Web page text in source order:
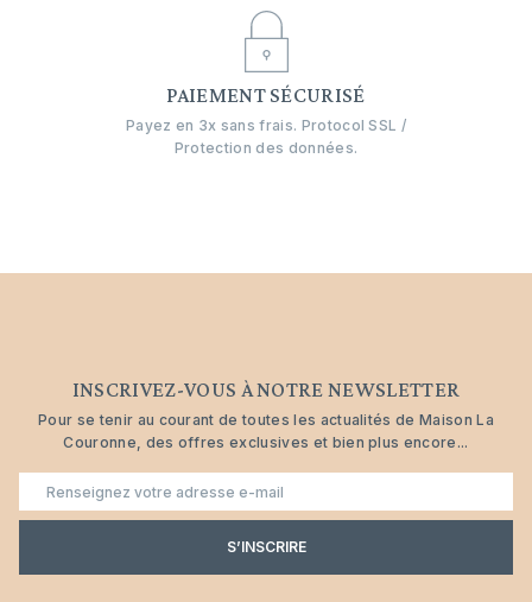
PAIEMENT SÉCURISÉ
Payez en 3x sans frais. Protocol SSL /
Protection des données.
INSCRIVEZ-VOUS À NOTRE NEWSLETTER
Pour se tenir au courant de toutes les actualités de Maison La
Couronne, des offres exclusives et bien plus encore...
E-
S’INSCRIRE